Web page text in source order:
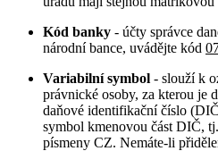
Kód banky - účty správce
národní bance, uvádějte kód
Variabilní symbol - slouží k
právnické osoby, za kterou je
daňové identifikační číslo
symbol kmenovou část DIČ,
písmeny CZ. Nemáte-li